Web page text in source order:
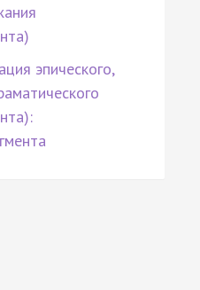
эпического,